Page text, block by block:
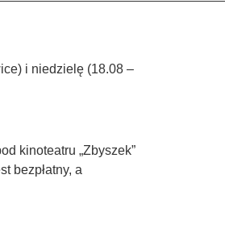
i niedzielę (18.08 –
kinoteatru „Zbyszek”
bezpłatny, a